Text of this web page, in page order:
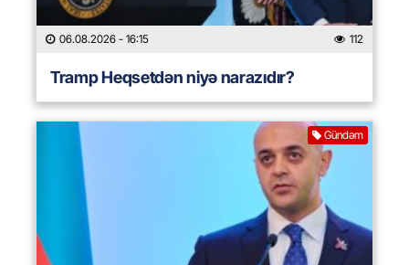
06.08.2026 - 16:15 112
Tramp Heqsetdən niyə narazıdır?
Gündəm